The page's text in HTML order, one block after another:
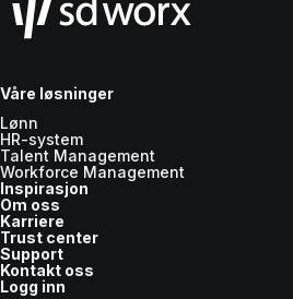
Våre løsninger
Lønn
HR-system
Talent Management
Workforce Management
Inspirasjon
Om oss
Karriere
Trust center
Support
Kontakt oss
Logg inn